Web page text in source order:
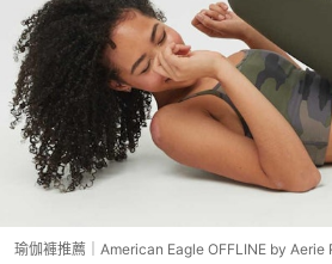
瑜伽褲推薦｜American Eagle OFFLINE by